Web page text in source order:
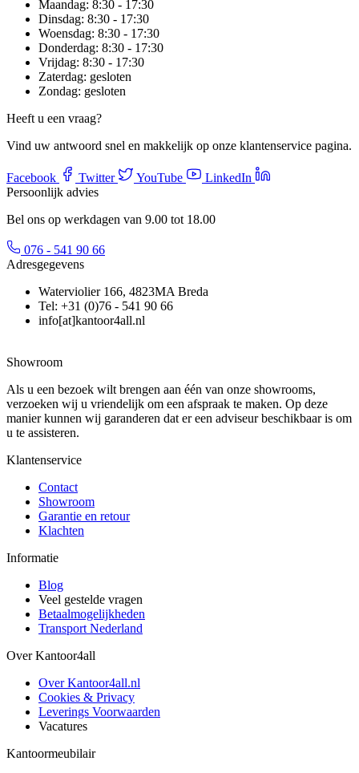
Maandag: 8:30 - 17:30
Dinsdag: 8:30 - 17:30
Woensdag: 8:30 - 17:30
Donderdag: 8:30 - 17:30
Vrijdag: 8:30 - 17:30
Zaterdag: gesloten
Zondag: gesloten
Heeft u een vraag?
Vind uw antwoord snel en makkelijk op onze klantenservice pagina.
Facebook Twitter YouTube
LinkedIn
Persoonlijk advies
Bel ons op werkdagen van 9.00 tot 18.00
076 - 541 90 66
Adresgegevens
Waterviolier 166, 4823MA Breda
Tel: +31 (0)76 - 541 90 66
info[at]kantoor4all.nl
Showroom
Als u een bezoek wilt brengen aan één van onze showrooms,
verzoeken wij u vriendelijk om een afspraak te maken. Op deze
manier kunnen wij garanderen dat er een adviseur beschikbaar is om
u te assisteren.
Klantenservice
Contact
Showroom
Garantie en retour
Klachten
Informatie
Blog
Veel gestelde vragen
Betaalmogelijkheden
Transport Nederland
Over Kantoor4all
Over Kantoor4all.nl
Cookies & Privacy
Leverings Voorwaarden
Vacatures
Kantoormeubilair